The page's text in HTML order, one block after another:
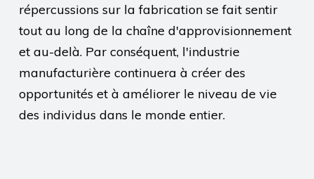
répercussions sur la fabrication se fait sentir
tout au long de la chaîne d'approvisionnement
et au-delà. Par conséquent, l'industrie
manufacturière continuera à créer des
opportunités et à améliorer le niveau de vie
des individus dans le monde entier.